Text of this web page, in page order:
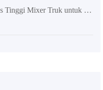
Analisis Teknis Desain Fleksibilitas Tinggi Mixer Truk untuk Meningkatkan Efisiensi Pengecoran Beton